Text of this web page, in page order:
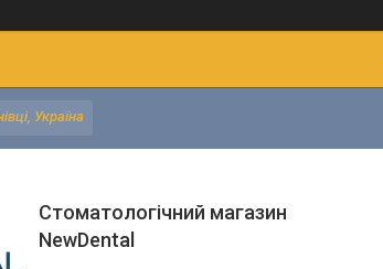
Україна
Стоматологічний магазин
NewDental